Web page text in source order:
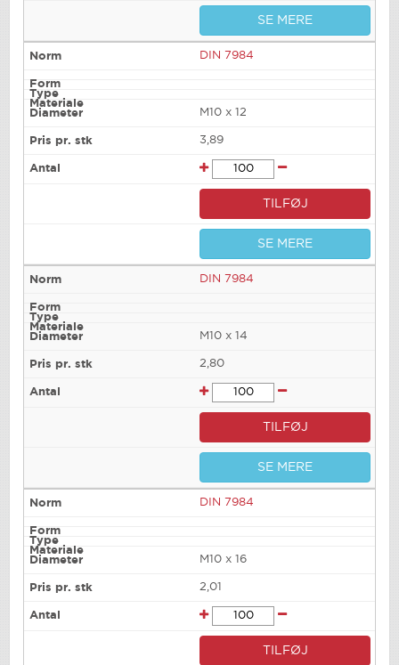
SE MERE
DIN 7984
M10 x 12
3,89
TILFØJ
SE MERE
DIN 7984
M10 x 14
2,80
TILFØJ
SE MERE
DIN 7984
M10 x 16
2,01
TILFØJ